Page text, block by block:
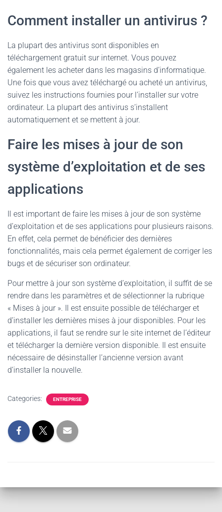
Comment installer un antivirus ?
La plupart des antivirus sont disponibles en
téléchargement gratuit sur internet. Vous pouvez
également les acheter dans les magasins d’informatique.
Une fois que vous avez téléchargé ou acheté un antivirus,
suivez les instructions fournies pour l’installer sur votre
ordinateur. La plupart des antivirus s’installent
automatiquement et se mettent à jour.
Faire les mises à jour de son
système d’exploitation et de ses
applications
Il est important de faire les mises à jour de son système
d’exploitation et de ses applications pour plusieurs raisons.
En effet, cela permet de bénéficier des dernières
fonctionnalités, mais cela permet également de corriger les
bugs et de sécuriser son ordinateur.
Pour mettre à jour son système d’exploitation, il suffit de se
rendre dans les paramètres et de sélectionner la rubrique
« Mises à jour ». Il est ensuite possible de télécharger et
d’installer les dernières mises à jour disponibles. Pour les
applications, il faut se rendre sur le site internet de l’éditeur
et télécharger la dernière version disponible. Il est ensuite
nécessaire de désinstaller l’ancienne version avant
d’installer la nouvelle.
Categories: ENTREPRISE